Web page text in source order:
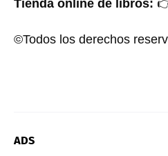
Tienda online de libros:
©Todos los derechos
ADS